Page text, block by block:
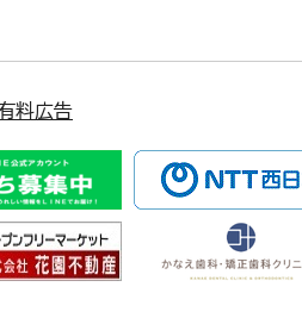
料広告